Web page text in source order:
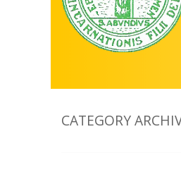
CATEGORY